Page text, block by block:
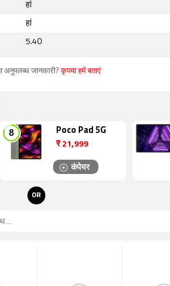
हां
हां
5.40
अनुपलब्ध जानकारी?कृपया हमें बताएं
Poco Pad 5G
₹21,999
कंपेयर
OR